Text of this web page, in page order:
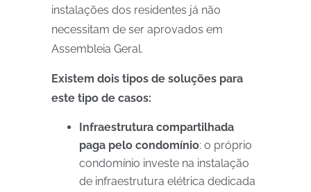
instalações dos residentes já não
necessitam de ser aprovados em
Assembleia Geral.
Existem dois tipos de soluções para
este tipo de casos:
Infraestrutura compartilhada
paga pelo condomínio: o próprio
condomínio investe na instalação
de infraestrutura elétrica dedicada